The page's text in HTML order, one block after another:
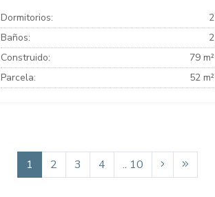
Dormitorios:
2
Baños:
2
Construido:
79 m²
Parcela:
52 m²
1 2 3 4 .. 10